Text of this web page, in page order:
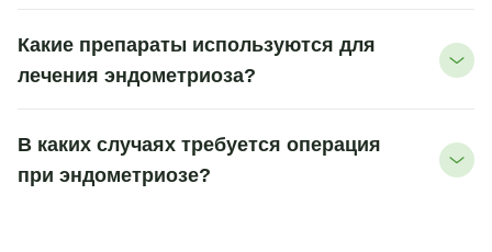
Какие препараты используются для
лечения эндометриоза?
В каких случаях требуется операция
при эндометриозе?